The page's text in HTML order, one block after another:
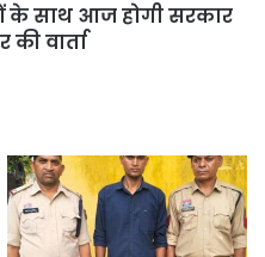
के साथ आज होगी सरकार
की वार्ता